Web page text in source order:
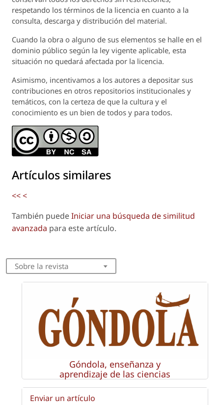
respetando los términos de la licencia en cuanto a la
consulta, descarga y distribución del material.
Cuando la obra o alguno de sus elementos se halle en el
dominio público según la ley vigente aplicable, esta
situación no quedará afectada por la licencia.
Asimismo, incentivamos a los autores a depositar sus
contribuciones en otros repositorios institucionales y
temáticos, con la certeza de que la cultura y el
conocimiento es un bien de todos y para todos.
Artículos similares
<<<
También puedeIniciar una búsqueda de similitud
avanzada para este artículo.
Sobre la revista
Góndola, enseñanza y
aprendizaje de las ciencias
Enviar un artículo